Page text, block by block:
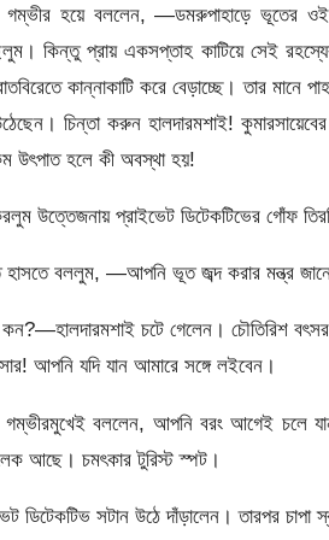
গম্ভীর হয়ে বললেন, —ডমরুপাহাড়ে ভূতের
কিন্তু প্রায় একসপ্তাহ কাটিয়ে সেই
কান্নাকাটি করে বেড়াচ্ছে। তার
চিন্তা করুন হালদারমশাই!
উৎপাত হলে কী অবস্থা হয়!
উত্তেজনায় প্রাইভেট ডিটেকটিভের গোঁফ
হাসতে বললুম, —আপনি ভূত জব্দ করার মন্ত্র
কন?—হালদারমশাই চটে গেলেন। চৌতিরিশ
আপনি যদি যান আমারে সঙ্গে লইবেন।
গম্ভীরমুখেই বললেন, আপনি বরং আগেই চলে
আছে। চমৎকার টুরিস্ট স্পট।
ডিটেকটিভ সটান উঠে দাঁড়ালেন। তারপর